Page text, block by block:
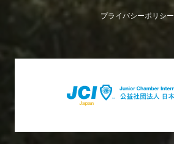
プライバシーポリシー